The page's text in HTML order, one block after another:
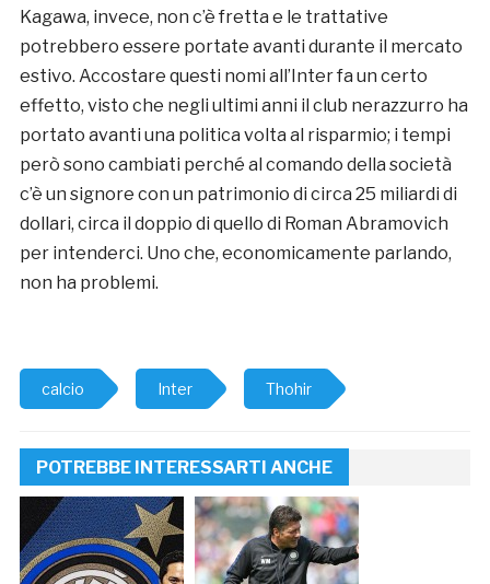
Kagawa, invece, non c’è fretta e le trattative
potrebbero essere portate avanti durante il mercato
estivo. Accostare questi nomi all’Inter fa un certo
effetto, visto che negli ultimi anni il club nerazzurro ha
portato avanti una politica volta al risparmio; i tempi
però sono cambiati perché al comando della società
c’è un signore con un patrimonio di circa 25 miliardi di
dollari, circa il doppio di quello di Roman Abramovich
per intenderci. Uno che, economicamente parlando,
non ha problemi.
calcio Inter Thohir
POTREBBE INTERESSARTI ANCHE